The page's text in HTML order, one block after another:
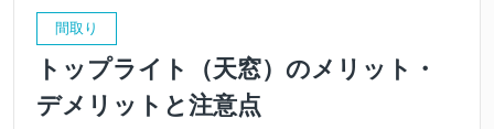
間取り
トップライト（天窓）のメリット・
デメリットと注意点